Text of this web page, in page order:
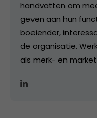
handvatten om
geven aan hun
boeiender,
de organisatie.
als merk- en